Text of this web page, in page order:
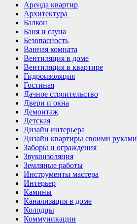
Аренда квартир
Архитектура
Балкон
Баня и сауна
Безопасность
Ванная комната
Вентиляция в доме
Вентиляция в квартире
Гидроизоляция
Гостиная
Дачное строительство
Двери и окна
Демонтаж
Детская
Дизайн интерьера
Дизайн квартиры своими руками
Заборы и ограждения
Звукоизоляция
Земляные работы
Инструменты мастера
Интерьер
Камины
Канализация в доме
Колодцы
Коммуникации